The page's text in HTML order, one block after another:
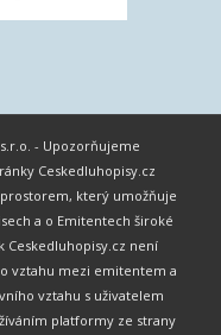
- Upozorňujeme
Ceskedluhopisy.cz
který umožňuje
a o Emitentech široké
není
vztahu mezi emitentem a
vztahu s uživatelem
platformy ze strany